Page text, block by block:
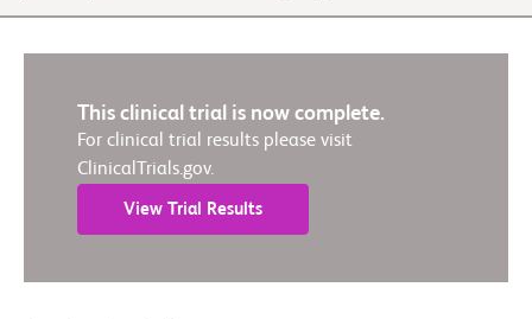
This clinical trial is now complete.
For clinical trial results please visit
ClinicalTrials.gov.
View Trial Results